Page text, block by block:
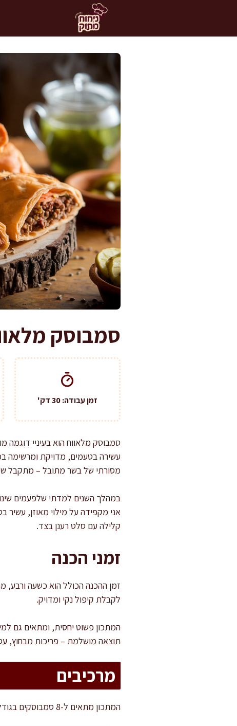
סמבוסק
זמן עבודה: 30 דק'
סמבוסק מלאווח הוא בעיניי
עשירה בטעמים, מדויקת ומרשימה
מסורתי של בשר מתובל – מתקבל
במהלך השנים למדתי שלפעמים
אני מקפידה על מילוי מאוזן, עשיר
קלילה עם סלט רענן בצד.
זמני הכנה
לקבלת קיפול נקי ומדויק.
המתכון פשוט יחסית, ומתאים גם
תוצאה מושלמת – פריכות מבחוץ,
מרכיבים
המתכון מתאים ל-8 סמבוסקים בגודל בינוני, או ל-12 יחידות קטנות יותר לאירוח מגוון ומושקע